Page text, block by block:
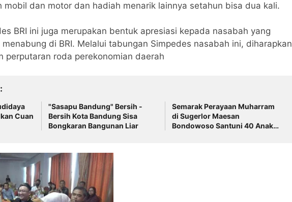
mobil dan motor dan hadiah menarik lainnya setahun bisa dua kali.
BRI ini juga merupakan bentuk apresiasi kepada nasabah yang
di BRI. Melalui tabungan Simpedes nasabah ini, diharapkan
perputaran roda perekonomian daerah
Cuan
"Sasapu Bandung" Bersih -
Bersih Kota Bandung Sisa
Bongkaran Bangunan Liar
Semarak Perayaan Muharram
di Sugerlor Maesan
Bondowoso Santuni 40 Anak